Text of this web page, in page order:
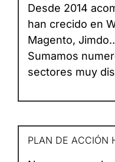
Desde 2014
han crecido en
Magento,
Sumamos
sectores muy
PLAN DE ACCIÓN